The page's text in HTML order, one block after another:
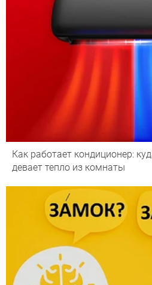
Как работает кондиционер:
девает тепло из комнаты